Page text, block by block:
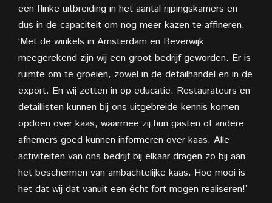
een flinke uitbreiding in het aantal rijpingskamers en
dus in de capaciteit om nog meer kazen te affineren.
‘Met de winkels in Amsterdam en Beverwijk
meegerekend zijn wij een groot bedrijf geworden. Er is
ruimte om te groeien, zowel in de detailhandel en in de
export. En wij zetten in op educatie. Restaurateurs en
detaillisten kunnen bij ons uitgebreide kennis komen
opdoen over kaas, waarmee zij hun gasten of andere
afnemers goed kunnen informeren over kaas. Alle
activiteiten van ons bedrijf bij elkaar dragen zo bij aan
het beschermen van ambachtelijke kaas. Hoe mooi is
het dat wij dat vanuit een écht fort mogen realiseren!’